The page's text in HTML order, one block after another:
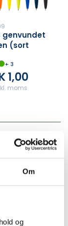
Om
og
genvundet
(sort
+ 3
1,00
moms